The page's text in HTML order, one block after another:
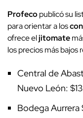
Profecopublicó su
para orientar a los
ofrece eljitomate
los precios más
Central de
Nuevo León:
Bodega Aurrera